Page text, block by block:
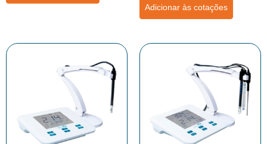
Adicionar às cotações